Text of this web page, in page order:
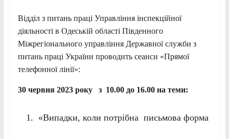
Відділ з питань праці Управління інспекційної
діяльності в Одеській області Південного
Міжрегіонального управління Державної служби з
питань праці України проводить сеанси «Прямої
телефонної лінії»:
30 червня 2023 року з 10.00 до 16.00 на теми:
«Випадки, коли потрібна письмова форма